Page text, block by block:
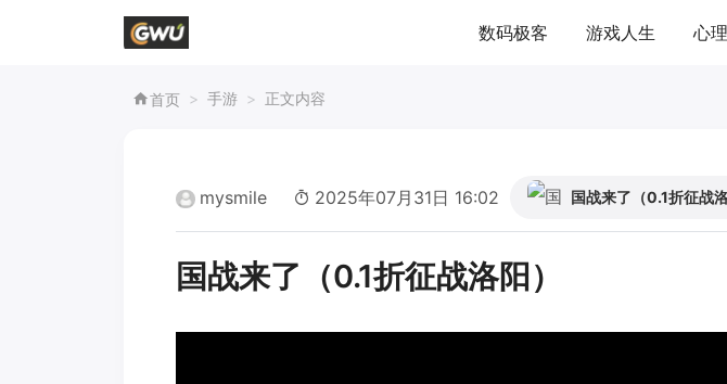
数码极客 游戏人生 心
首页 手游 正文内容
mysmile 2025年07月31日 16:02 54 国战来了（0.1折征战洛
国战来了（0.1折征战洛阳）